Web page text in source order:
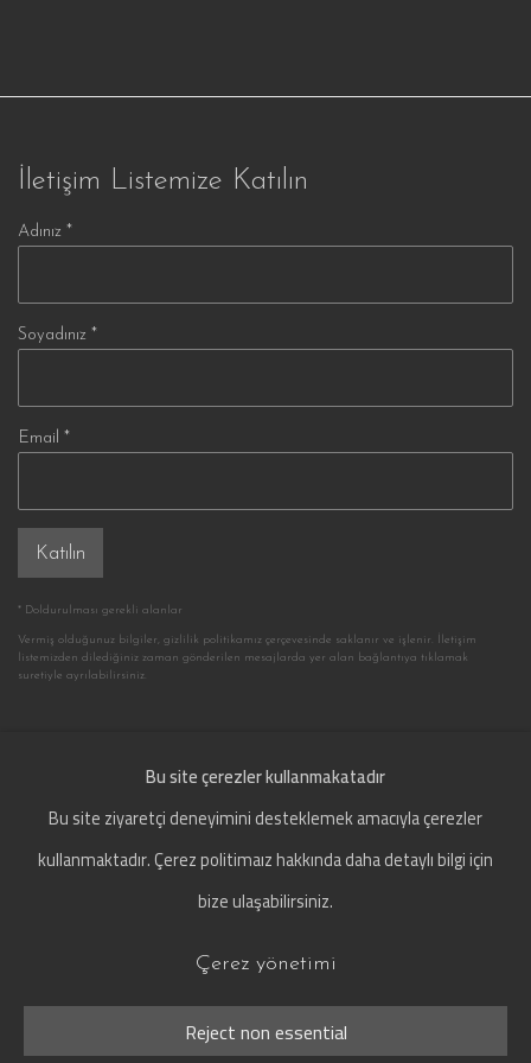
İletişim Listemize Katılın
Adınız *
Soyadınız *
Email *
Katılın
* Doldurulması gerekli alanlar
Vermiş olduğunuz bilgiler, gizlilik politikamız çerçevesinde saklanır ve işlenir. İletişim
listemizden dilediğiniz zaman gönderilen mesajlarda yer alan bağlantıya tıklamak
suretiyle ayrılabilirsiniz.
© 1851.gallery - Lebriz Kültür Sanat Yayıncılık Ltd.
Site by Artlogic
Bu site çerezler kullanmakatadır
Bu site ziyaretçi deneyimini desteklemek amacıyla çerezler
kullanmaktadır. Çerez politimaız hakkında daha detaylı bilgi için
bize ulaşabilirsiniz.
Çerez yönetimi
Reject non essential